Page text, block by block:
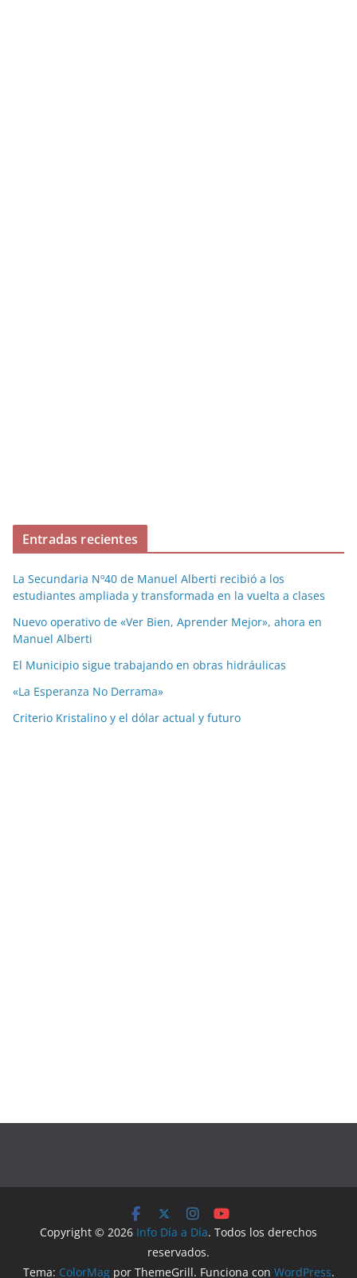
Entradas recientes
La Secundaria Nº40 de Manuel Alberti recibió a los
estudiantes ampliada y transformada en la vuelta a clases
Nuevo operativo de «Ver Bien, Aprender Mejor», ahora en
Manuel Alberti
El Municipio sigue trabajando en obras hidráulicas
«La Esperanza No Derrama»
Criterio Kristalino y el dólar actual y futuro
Copyright © 2026 Info Día a Día. Todos los derechos
reservados.
Tema: ColorMagpor ThemeGrill. Funciona con WordPress.